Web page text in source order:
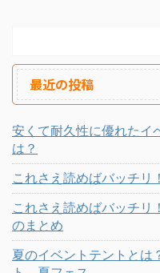
最近の投稿
安くて耐久性に優れた
は？
これさえ読めばバッチリ
これさえ読めばバッチリ
のまとめ
夏のイベントテントとは